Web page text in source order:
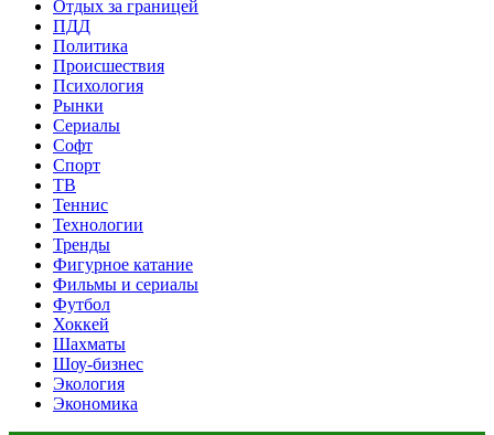
Отдых за границей
ПДД
Политика
Происшествия
Психология
Рынки
Сериалы
Софт
Спорт
ТВ
Теннис
Технологии
Тренды
Фигурное катание
Фильмы и сериалы
Футбол
Хоккей
Шахматы
Шоу-бизнес
Экология
Экономика